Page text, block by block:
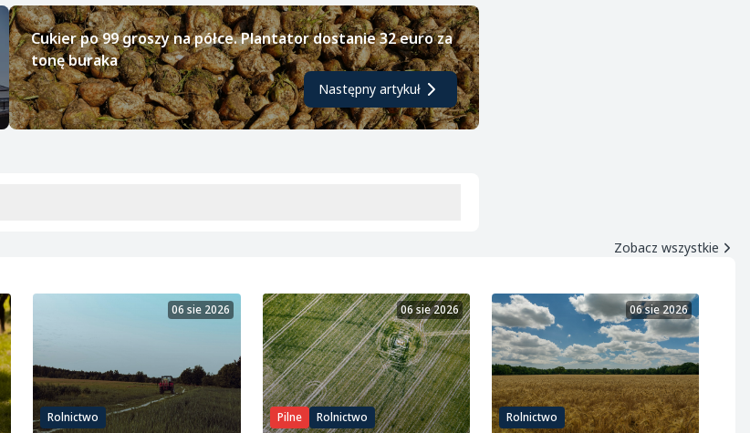
Cukier po 99 groszy na półce. Plantator dostanie 32 euro za
tonę buraka
Następny artykuł
Zobacz wszystkie
Rolnictwo
06 sie 2026
Pilne Rolnictwo
06 sie 2026
Rolnictwo
06 sie 2026